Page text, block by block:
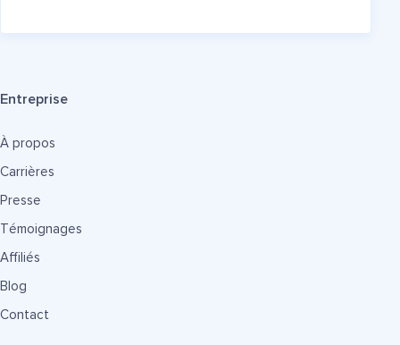
Entreprise
À propos
Carrières
Presse
Témoignages
Affiliés
Blog
Contact